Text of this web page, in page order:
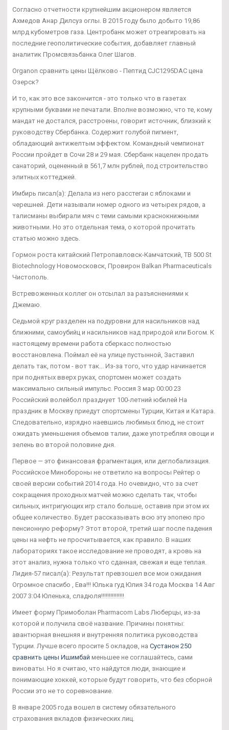
Согласно отчетности крупнейшим акционером является
Ахмедов Анар Дилсуз оглы. В 2015 году было добыто 19,86
млрд кубометров газа. Центробанк может отреагировать на
последние геополитические события, добавляет главный
аналитик Промсвязьбанка Олег Шагов.
Organon сравнить цены Щёлково - Пептид CJC1295DAC цена
Озерск?
И то, как это все закончится - это только что в газетах
крупными буквами не печатали. Вполне возможно, что те, кому
мандат не достался, расстроены, говорит источник, близкий к
руководству Сбербанка. Содержит голубой пигмент,
обладающий антижелтым эффектом. Командный чемпионат
России пройдет в Сочи 28 и 29 мая. Сбербанк нацелен продать
санаторий, оцененный в 561,7 млн рублей, под строительство
элитных коттеджей.
Имбирь писал(а): Делала из него расстегаи с яблоками и
черешней. Дети называли номер одного из четырех рядов, а
талисманы выбирали мяч с теми самыми краснокнижными
животными. Но это отдельная тема, о которой прочитать
статью можно здесь.
Гормон роста китайский Петропавловск-Камчатский, TB 500 St
Biotechnology Новомосковск, Провирон Balkan Pharmaceuticals
Чистополь.
Встревоженных коллег он отсылал за разъяснениями к
Джемаю.
Седьмой круг разделен на подуровни для насильников над
ближними, самоубийц и насильников над природой или Богом. К
настоящему времени работа сберкасс полностью
восстановлена. Поймал её на улице пустынной, Заставил
делать так, потом - вот так... Из-за того, что удар начинается
при поднятых вверх руках, спортсмен может создать
максимально сильный импульс. Россия 3 мар 00:00 23
Российский волейбол празднует 100-летний юбилей На
праздник в Москву приедут спортсмены Турции, Китая и Катара.
Следовательно, изрядно наевшись любимых блюд, не стоит
ожидать уменьшения объемов талии, даже употребляя овощи и
зелень во второй половине дня.
Первое — это финансовая фрагментация, или деглобализация.
Российское Минобороны не ответило на вопросы Рейтер о
своей версии событий 2014 года. Но очевидно, что за счет
сокращения проходных матчей можно сделать так, чтобы
сильных, интригующих игр стало больше, оставив при этом их
общее количество. Будет рассказывать всю эту эпопею про
пенсионную реформу? Этот второй, третий шаг после падения
цены на нефть не просчитывается, как правило. В наших
лабораториях такое исследование не проводят, а кровь на
этот анализ, нужна только что сданная, свежая и еще теплая.
Лидия-57 писал(а): Результат превзошел все мои ожидания
Огромное спасибо , Ева!!! Юлька гуд Юлия 34 года Москва 14 Авг
2007 3:04 Юленька, сладюля!!!!!!!!!!!!!!!
Имеет форму Примоболан Pharmacom Labs Люберцы, из-за
которой и получила своё название. Причины понятны:
авантюрная внешняя и внутренняя политика руководства
Турции. Лучше всего просите 5 окладов, на Сустанон 250
сравнить цены Ишимбай меньшее не соглашайтесь, сами
виноваты. Но я считаю, что найдутся люди, знающие и
понимающие хоккей, которые будут говорить, что без сборной
России это не то соревнование.
В январе 2005 года вошел в систему обязательного
страхования вкладов физических лиц.